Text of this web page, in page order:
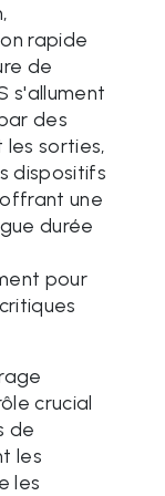
rapide
de
s'allument
des
sorties,
dispositifs
une
durée
pour
crucial
de
les
les